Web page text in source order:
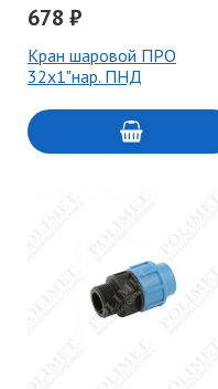
678 ₽
Кран шаровой ПРО
32х1"нар. ПНД